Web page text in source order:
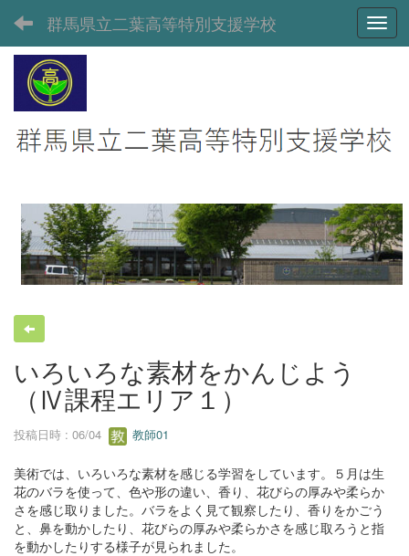
群馬県立二葉高等特別支援学校
いろいろな素材をかんじよう
（Ⅳ課程エリア１）
投稿日時 : 06/04 教師01
美術では、いろいろな素材を感じる学習をしています。５月は生
花のバラを使って、色や形の違い、香り、花びらの厚みや柔らか
さを感じ取りました。バラをよく見て観察したり、香りをかごう
と、鼻を動かしたり、花びらの厚みや柔らかさを感じ取ろうと指
を動かしたりする様子が見られました。